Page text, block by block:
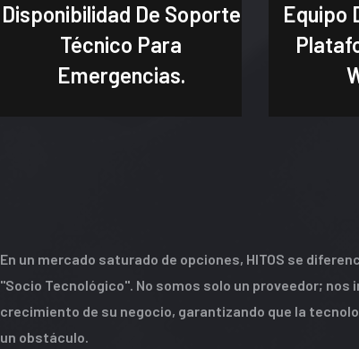
Disponibilidad De Soporte
Técnico Para
Emergencias.
Equipo
En un mercado saturado de opciones, HITOS se
"Socio Tecnológico". No somos solo un proveedor; nos
crecimiento de su negocio, garantizando que la
un obstáculo.